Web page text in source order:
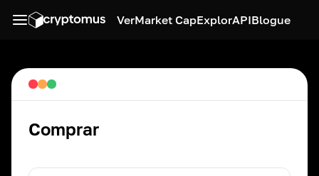
VerMarket CapExplorAPIBlogue
Comprar